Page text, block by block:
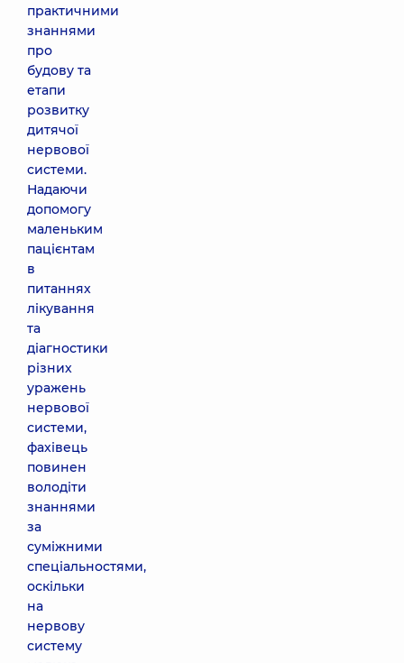
практичними
знаннями
про
будову та
етапи
розвитку
дитячої
нервової
системи.
Надаючи
допомогу
маленьким
пацієнтам
в
питаннях
лікування
та
діагностики
різних
уражень
нервової
системи,
фахівець
повинен
володіти
знаннями
за
суміжними
спеціальностями,
оскільки
на
нервову
систему